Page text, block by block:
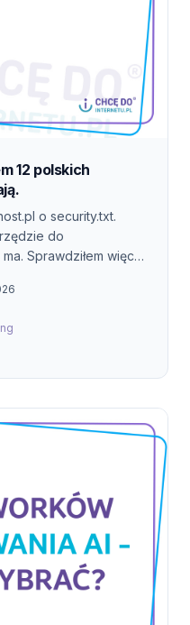
12 polskich
o security.txt.
do
Sprawdziłem więc
9116. Pokazuję jak to